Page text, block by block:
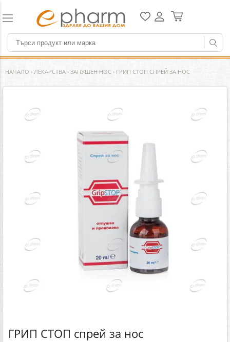
НАЧАЛО › ЛЕКАРСТВА › ЗАПУШЕН НОС › ГРИП СТОП СПРЕЙ ЗА НОС
ГРИП СТОП спрей за нос